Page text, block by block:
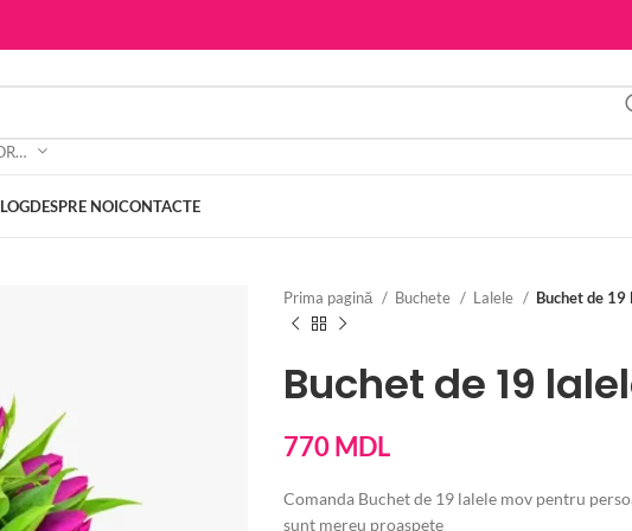
SELECTEAZĂ CATEGORIA
DESPRE NOICONTACTE
Prima pagină Buchete Lalele Buchet de
Buchet de 19
770MDL
Comanda Buchet de 19 lalele mov pentru
sunt mereu proaspete